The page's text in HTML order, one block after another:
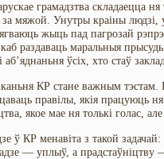
грамадзтва складаецца
за мяжой. Унутры краіны людзі,
жыць пад пагрозай
раздаваць маральныя
аб’яднаньня ўсіх, хто стаў
КР стане важным
правілы, якія працуюць
якое мае ня толькі голас,
ў КР менавіта з такой
— уплыў, а прадстаўніцтву